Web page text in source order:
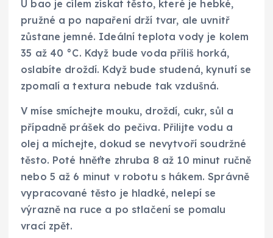
U bao je cílem získat těsto, které je hebké,
pružné a po napaření drží tvar, ale uvnitř
zůstane jemné. Ideální teplota vody je kolem
35 až 40 °C. Když bude voda příliš horká,
oslabíte droždí. Když bude studená, kynutí se
zpomalí a textura nebude tak vzdušná.
V míse smíchejte mouku, droždí, cukr, sůl a
případně prášek do pečiva. Přilijte vodu a
olej a míchejte, dokud se nevytvoří soudržné
těsto. Poté hněťte zhruba 8 až 10 minut ručně
nebo 5 až 6 minut v robotu s hákem. Správně
vypracované těsto je hladké, nelepí se
výrazně na ruce a po stlačení se pomalu
vrací zpět.